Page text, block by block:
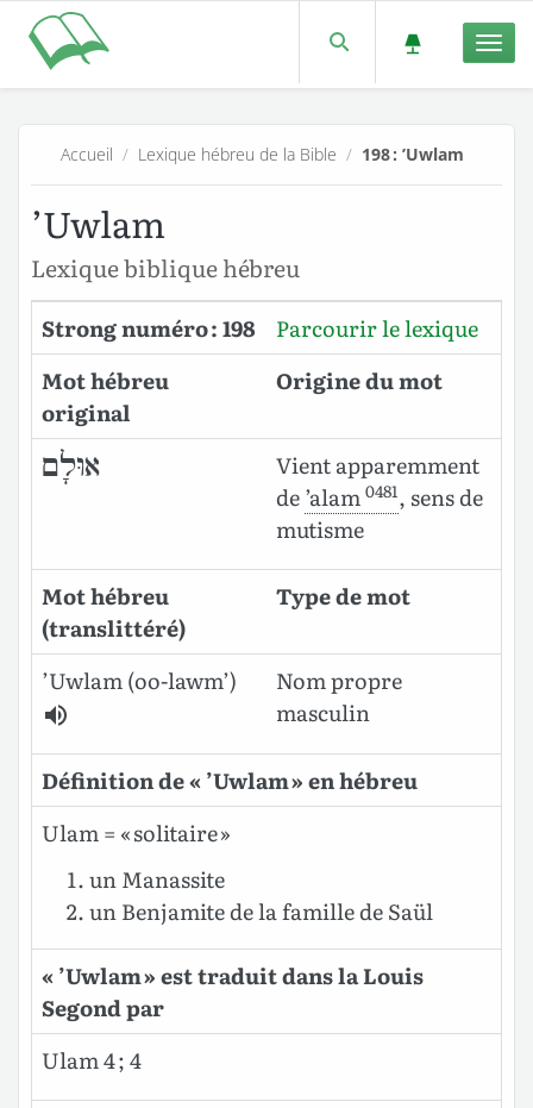
Accueil / Lexique hébreu de la Bible / 198 : ’Uwlam
’Uwlam
Lexique biblique hébreu
Strong numéro : 198
Parcourir le lexique
Mot hébreu
original
Origine du mot
אוּלָם
Vient apparemment
de’alam 0481, sens de
mutisme
Mot hébreu
(translittéré)
Type de mot
’Uwlam(oo-lawm’)
Nom propre
masculin
Définition de « ’Uwlam » en hébreu
Ulam = « solitaire »
un Manassite
un Benjamite de la famille de Saül
« ’Uwlam » est traduit dans la Louis
Segond par
Ulam 4 ; 4